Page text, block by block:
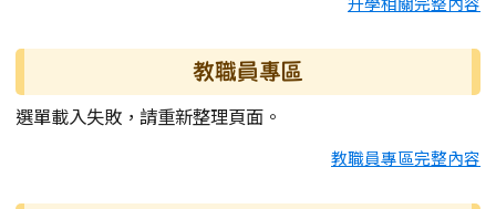
教職員專區
選單載入失敗，請重新整理頁面。
教職員專區完整內容